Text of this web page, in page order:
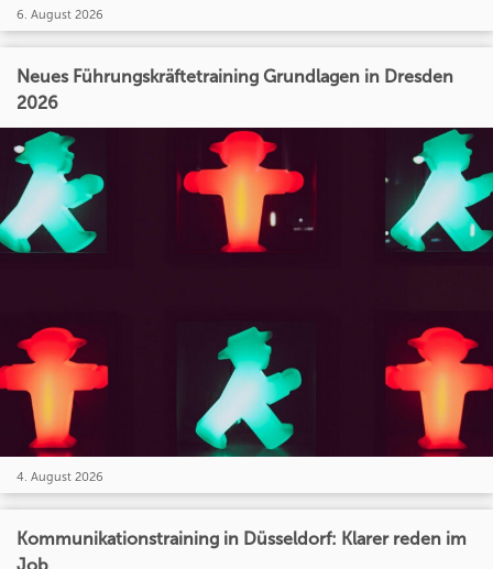
6. August 2026
Neues Führungskräftetraining Grundlagen in Dresden
2026
4. August 2026
Kommunikationstraining in Düsseldorf: Klarer reden im
Job